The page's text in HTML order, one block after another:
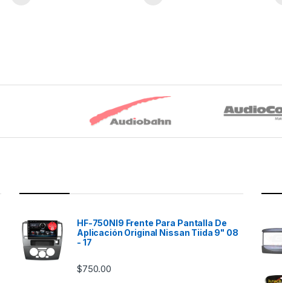
HF-750NI9 Frente Para Pantalla De
Aplicación Original Nissan Tiida 9" 08
- 17
$750.00